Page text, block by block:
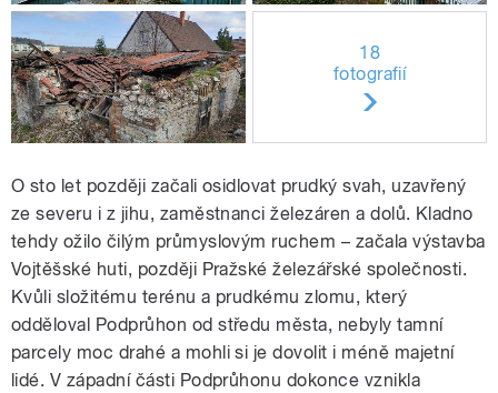
18
fotografií
O sto let později začali osidlovat prudký svah, uzavřený
ze severu i z jihu, zaměstnanci železáren a dolů. Kladno
tehdy ožilo čilým průmyslovým ruchem – začala výstavba
Vojtěšské huti, později Pražské železářské společnosti.
Kvůli složitému terénu a prudkému zlomu, který
odděloval Podprůhon od středu města, nebyly tamní
parcely moc drahé a mohli si je dovolit i méně majetní
lidé. V západní části Podprůhonu dokonce vznikla